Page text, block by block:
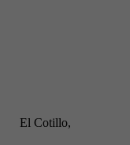
El Cotillo,